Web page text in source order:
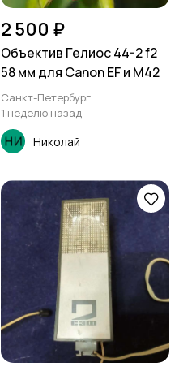
2 500 ₽
Объектив Гелиос 44-2 f2
58 мм для Canon EF и М42
Санкт-Петербург
1 неделю назад
Николай